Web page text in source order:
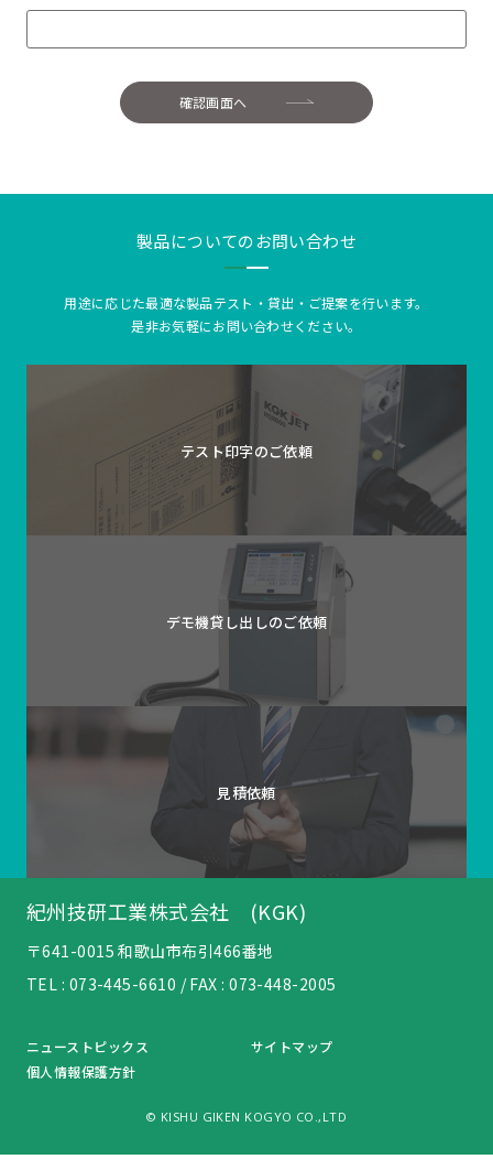
確認画面へ
製品についてのお問い合わせ
用途に応じた最適な製品テスト・貸出・ご提案を行います。
是非お気軽にお問い合わせください。
テスト印字のご依頼
デモ機貸し出しのご依頼
見積依頼
紀州技研工業株式会社 (KGK)
〒641-0015 和歌山市布引466番地
TEL : 073-445-6610 / FAX : 073-448-2005
ニューストピックス
サイトマップ
個人情報保護方針
© KISHU GIKEN KOGYO CO.,LTD